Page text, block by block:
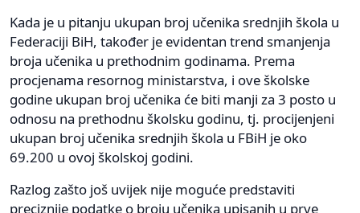
Kada je u pitanju ukupan broj učenika srednjih škola u
Federaciji BiH, također je evidentan trend smanjenja
broja učenika u prethodnim godinama. Prema
procjenama resornog ministarstva, i ove školske
godine ukupan broj učenika će biti manji za 3 posto u
odnosu na prethodnu školsku godinu, tj. procijenjeni
ukupan broj učenika srednjih škola u FBiH je oko
69.200 u ovoj školskoj godini.
Razlog zašto još uvijek nije moguće predstaviti
preciznije podatke o broju učenika upisanih u prve